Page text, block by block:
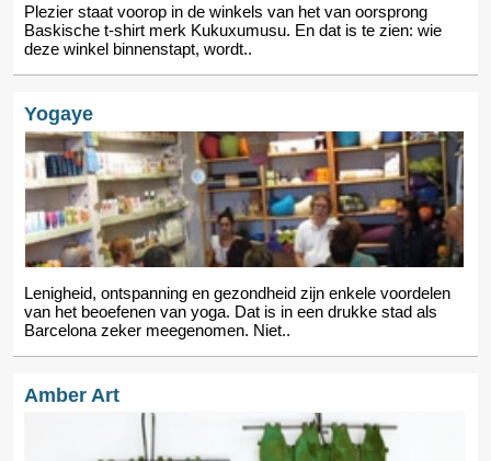
Plezier staat voorop in de winkels van het van oorsprong
Baskische t-shirt merk Kukuxumusu. En dat is te zien: wie
deze winkel binnenstapt, wordt..
Yogaye
Lenigheid, ontspanning en gezondheid zijn enkele voordelen
van het beoefenen van yoga. Dat is in een drukke stad als
Barcelona zeker meegenomen. Niet..
Amber Art